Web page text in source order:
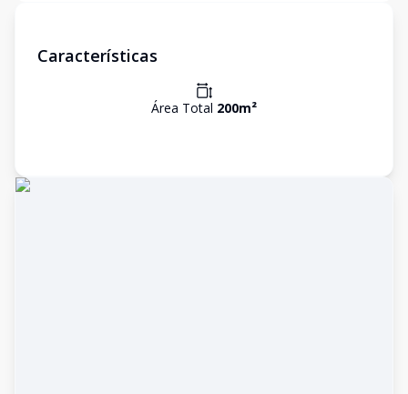
Características
Área Total 200m²